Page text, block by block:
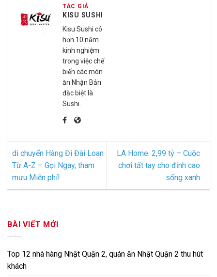
TÁC GIẢ
KISU SUSHI
Kisu Sushi có
hơn 10 năm
kinh nghiệm
trong việc chế
biến các món
ăn Nhận Bản
đặc biệt là
Sushi.
di chuyển Hàng Đi Đài Loan
Từ A-Z – Gọi Ngay, tham
mưu Miễn phí!
LA Home: 2,99 tỷ – Cuộc
chơi tất tay cho đỉnh cao
sống xanh
BÀI VIẾT MỚI
Top 12 nhà hàng Nhật Quận 2, quán ăn Nhật Quận 2 thu hút
khách